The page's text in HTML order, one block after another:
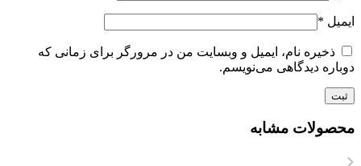
ایمیل *
ذخیره نام، ایمیل و وبسایت من در مرورگر برای زمانی که
دوباره دیدگاهی می‌نویسم.
محصولات مشابه